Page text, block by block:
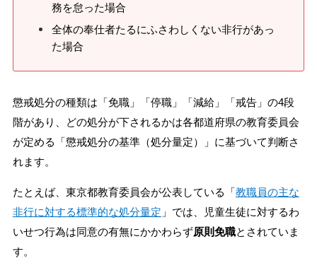
務を怠った場合
全体の奉仕者たるにふさわしくない非行があっ
た場合
懲戒処分の種類は「免職」「停職」「減給」「戒告」の4段
階があり、どの処分が下されるかは各都道府県の教育委員会
が定める「懲戒処分の基準（処分量定）」に基づいて判断さ
れます。
たとえば、東京都教育委員会が公表している「教職員の主な
非行に対する標準的な処分量定 」では、児童生徒に対するわ
いせつ行為は同意の有無にかかわらず原則免職とされていま
す。